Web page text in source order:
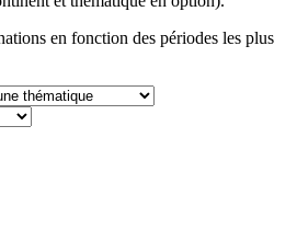
en fonction des périodes les plus